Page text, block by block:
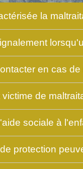
la
en cas de
de
sociale à
protection